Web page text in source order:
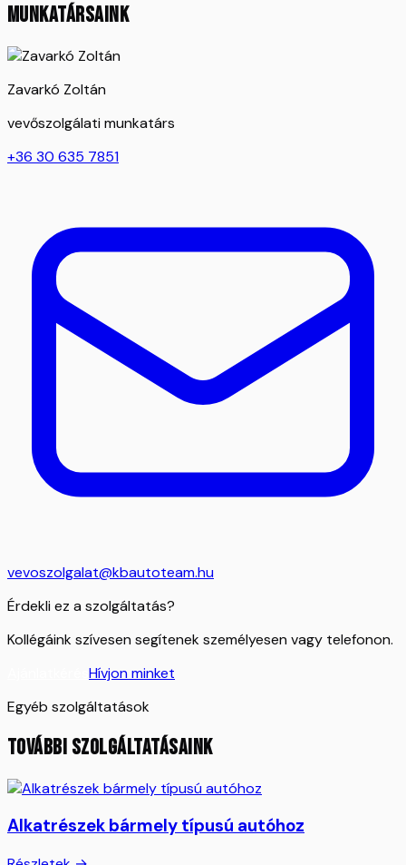
MUNKATÁRSAINK
Zavarkó Zoltán
vevőszolgálati munkatárs
+36 30 635 7851
vevoszolgalat@kbautoteam.hu
Érdekli ez a szolgáltatás?
Kollégáink szívesen segítenek személyesen vagy telefonon.
Hívjon minket
Egyéb szolgáltatások
TOVÁBBI SZOLGÁLTATÁSAINK
Alkatrészek bármely típusú autóhoz